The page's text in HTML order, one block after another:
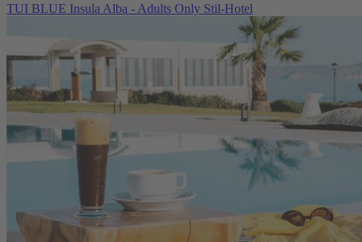
TUI BLUE Insula Alba - Adults Only Stil-Hotel